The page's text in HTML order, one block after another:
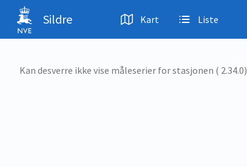
Hopp til hovedinnhold
Sildre Kart Liste
Kan desverre ikke vise måleserier for stasjonen ( 2.34.0)